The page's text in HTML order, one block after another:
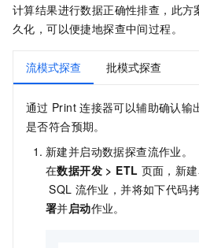
计算结果进行数据正确性排查，此
久化，可以便捷地探查中间过程。
流模式探查 批模式探查
通过 Print 连接器可以辅助确认输
是否符合预期。
新建并启动数据探查流作业。
在数据开发 > ETL 页面，新
SQL 流作业，并将如下代码
署并启动作业。